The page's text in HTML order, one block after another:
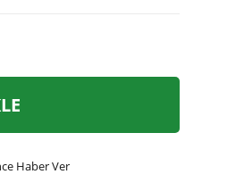
Haber Ver